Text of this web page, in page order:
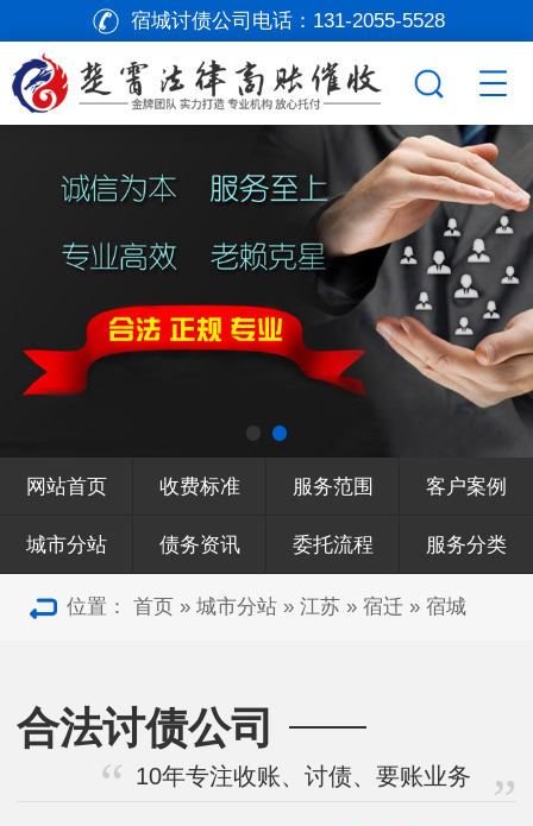
宿城讨债公司电话： 131-2055-5528
网站首页 收费标准 服务范围 客户案例
城市分站 债务资讯 委托流程 服务分类
位置： 首页 » 城市分站 » 江苏 » 宿迁 » 宿城
合法讨债公司
10年专注收账、讨债、要账业务